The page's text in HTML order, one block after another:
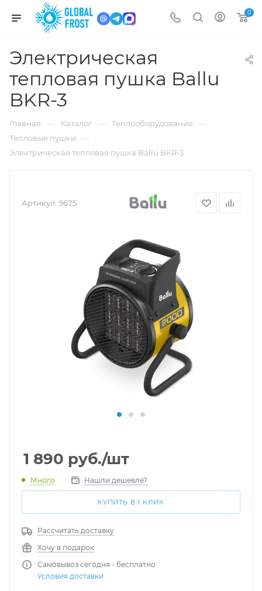
0
Электрическая
тепловая пушка Ballu
BKR-3
Главная — Каталог — Теплооборудование —
Тепловые пушки —
Электрическая тепловая пушка Ballu BKR-3
Артикул: 9675
1 890 руб./шт
Много Нашли дешевле?
КУПИТЬ В 1 КЛИК
Рассчитать доставку
Хочу в подарок
Самовывоз сегодня - бесплатно
Условия доставки